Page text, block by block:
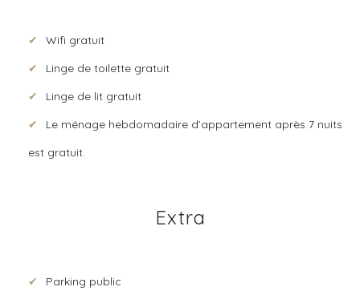
Wifi gratuit
Linge de toilette gratuit
Linge de lit gratuit
Le ménage hebdomadaire d’appartement après 7 nuits
est gratuit.
Extra
Parking public